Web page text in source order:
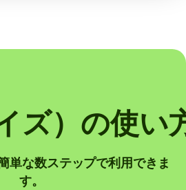
ズ）の使い
単な数ステップで利用できま
す。